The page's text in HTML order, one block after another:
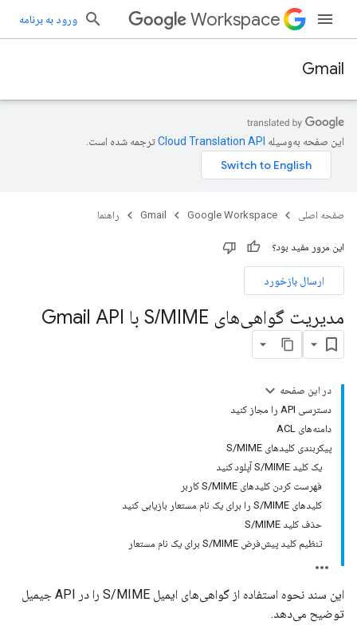
Workspace ورود به برنامه
Gmail
این صفحه به‌وسیله ترجمه شده است.
صفحه اصلی Google Workspace
Gmail راهنما
این مرور مفید بود؟
ارسال بازخورد
مدیریت گواهی‌های S /MIME با Gmail API
در این صفحه
دسترسی API را مجاز کنید
دامنه‌های ACL
پیکربندی کلیدهای S/MIME
یک کلید S/MIME آپلود کنید
فهرست کردن کلیدهای S/MIME کاربر
کلیدهای S/MIME را برای یک نام مستعار بازیابی کنید
حذف کلید S/MIME
تنظیم کلید پیش‌فرض S/MIME برای یک نام مستعار
این سند نحوه استفاده از گواهی‌های ایمیل S/MIME را در API جیمیل
توضیح می‌دهد.